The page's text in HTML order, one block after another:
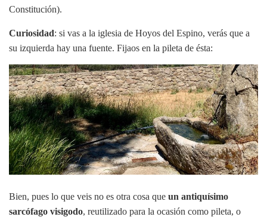
Constitución).
Curiosidad: si vas a la iglesia de Hoyos del Espino, verás que a
su izquierda hay una fuente. Fijaos en la pileta de ésta:
Bien, pues lo que veis no es otra cosa que un antiquísimo
sarcófago visigodo, reutilizado para la ocasión como pileta, o